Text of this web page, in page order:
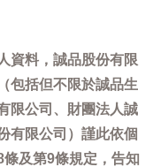
資料，誠品股份有限
包括但不限於誠品生
限公司、財團法人誠
有限公司）謹此依個
及第9條規定，告知